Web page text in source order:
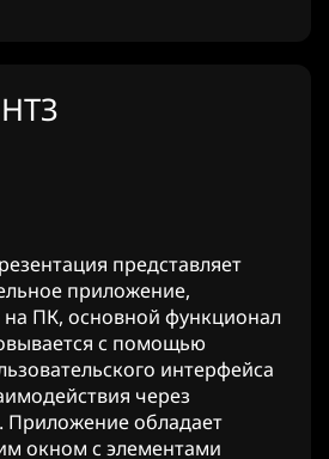
представляет
приложение,
с помощью
интерфейса
Приложение обладает
окном с элементами